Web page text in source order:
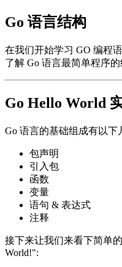
Go 语言结构
在我们开始学习 GO 编程
了解 Go 语言最简单程序的
Go Hello World
Go 语言的基础组成有以下
包声明
引入包
函数
变量
语句 & 表达式
注释
接下来让我们来看下简单
World!":